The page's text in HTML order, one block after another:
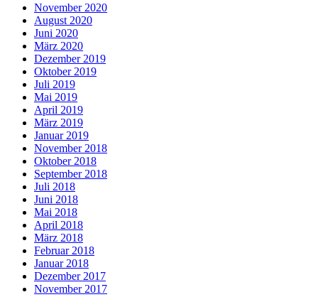
November 2020
August 2020
Juni 2020
März 2020
Dezember 2019
Oktober 2019
Juli 2019
Mai 2019
April 2019
März 2019
Januar 2019
November 2018
Oktober 2018
September 2018
Juli 2018
Juni 2018
Mai 2018
April 2018
März 2018
Februar 2018
Januar 2018
Dezember 2017
November 2017